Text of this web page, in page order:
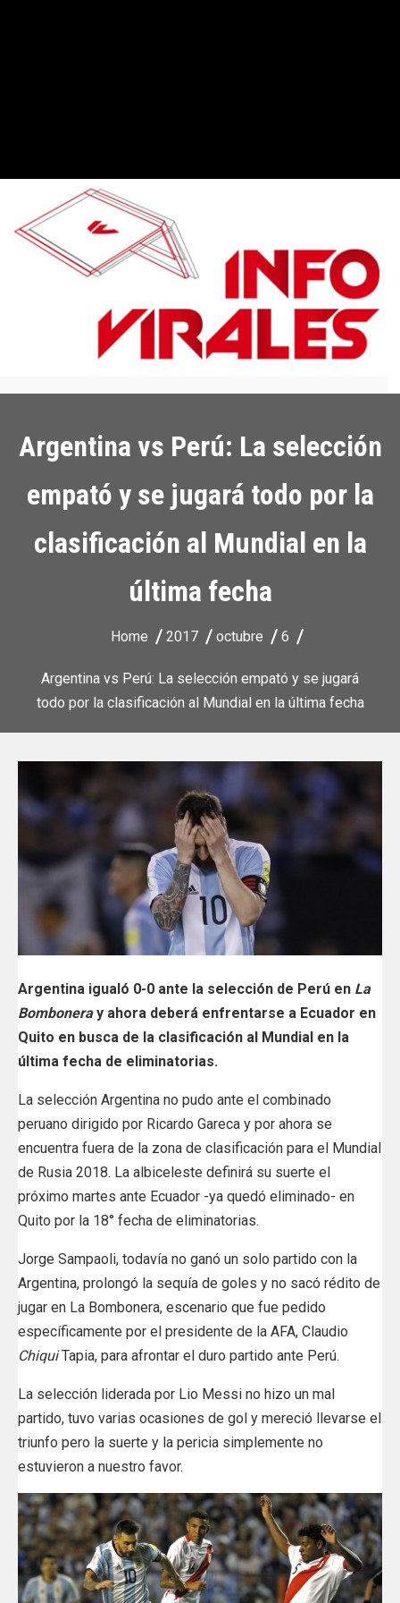
Argentina vs Perú: La selección
empató y se jugará todo por la
clasificación al Mundial en la
última fecha
Home 2017 octubre 6
Argentina vs Perú: La selección empató y se jugará
todo por la clasificación al Mundial en la última fecha
Argentina igualó 0-0 ante la selección de Perú en La
Bomboneray ahora deberá enfrentarse a Ecuador en
Quito en busca de la clasificación al Mundial en la
última fecha de eliminatorias.
La selección Argentina no pudo ante el combinado
peruano dirigido por Ricardo Gareca y por ahora se
encuentra fuera de la zona de clasificación para el Mundial
de Rusia 2018. La albiceleste definirá su suerte el
próximo martes ante Ecuador -ya quedó eliminado- en
Quito por la 18° fecha de eliminatorias.
Jorge Sampaoli, todavía no ganó un solo partido con la
Argentina, prolongó la sequía de goles y no sacó rédito de
jugar en La Bombonera, escenario que fue pedido
específicamente por el presidente de la AFA, Claudio
ChiquiTapia, para afrontar el duro partido ante Perú.
La selección liderada por Lio Messi no hizo un mal
partido, tuvo varias ocasiones de gol y mereció llevarse el
triunfo pero la suerte y la pericia simplemente no
estuvieron a nuestro favor.